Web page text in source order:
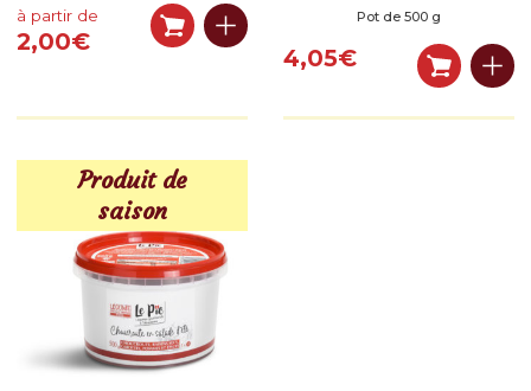
LIBRAIRIE
RÉSERVEZ UNE VISITE
Réservation en ligne & description
Où trouver La Maison de La Choucroute – LE PIC
Le magasin
à partir de
2,00€
Pot de 500 g
4,05€
Produit de
saison